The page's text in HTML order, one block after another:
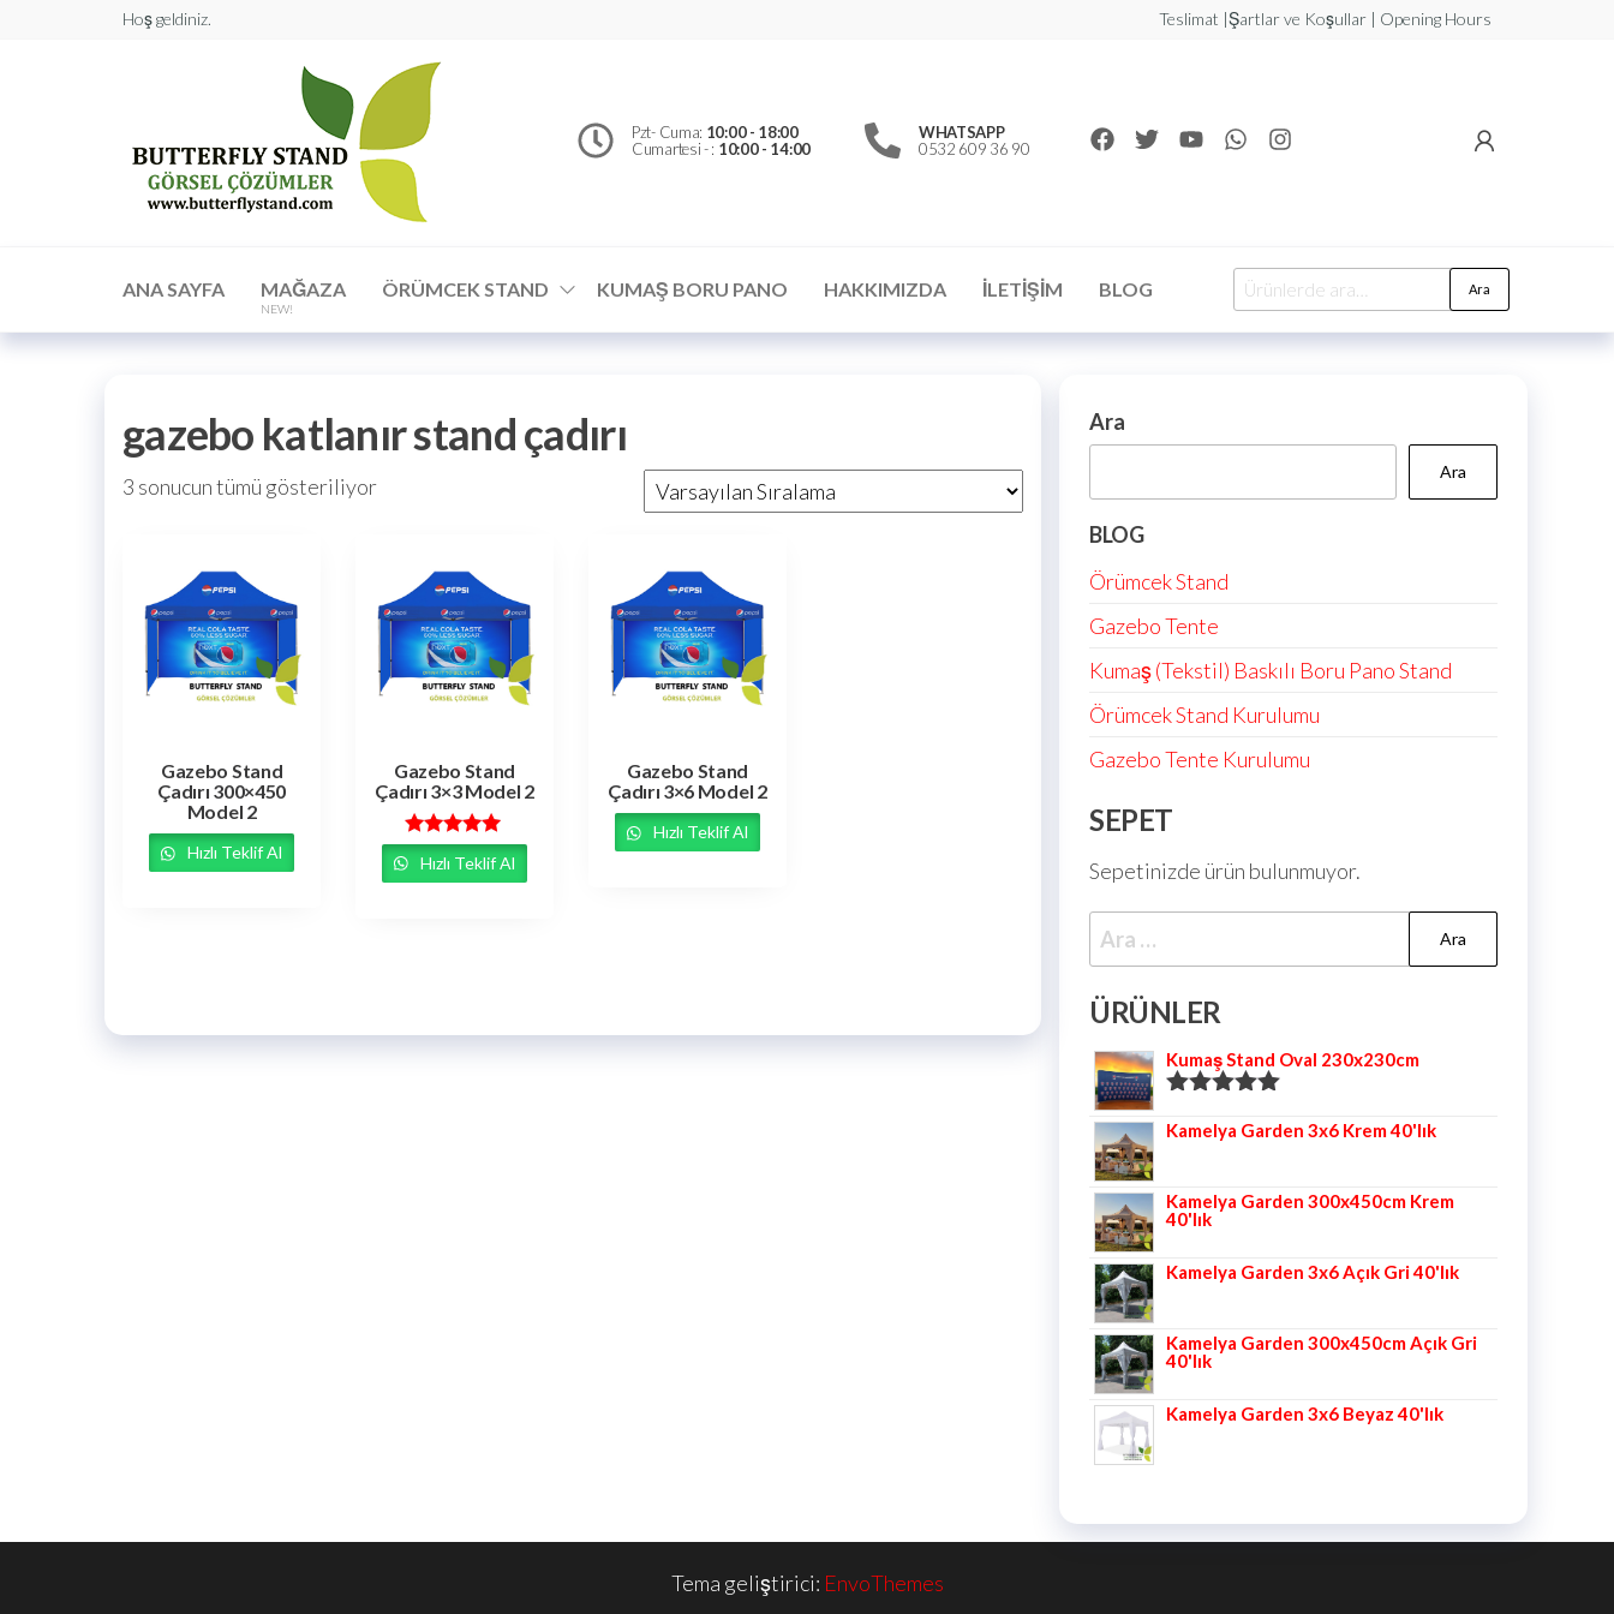
Hoş geldiniz. Teslimat |Şartlar ve Koşullar | Opening Hours
Çözümler
Pzt- Cuma: 10:00 - 18:00
Cumartesi - : 10:00 - 14:00
WHATSAPP
0532 609 36 90
ANA SAYFA MAĞAZA
NEW!
ÖRÜMCEK STAND KUMAŞ BORU PANO HAKKIMIZDA İLETIŞIM BLOG Ara
gazebo katlanır stand çadırı
3 sonucun tümü gösteriliyor
Gazebo Stand
Çadırı 300×450
Model 2
Hızlı Teklif Al
Gazebo Stand
Çadırı 3×3 Model 2
5 üzerinden
5.00
oy aldı
Hızlı Teklif Al
Gazebo Stand
Çadırı 3×6 Model 2
Hızlı Teklif Al
Ara
Ara
BLOG
Örümcek Stand
Gazebo Tente
Kumaş (Tekstil) Baskılı Boru Pano Stand
Örümcek Stand Kurulumu
Gazebo Tente Kurulumu
SEPET
Sepetinizde ürün bulunmuyor.
ÜRÜNLER
Kumaş Stand Oval 230x230cm
5.00oy aldı
Kamelya Garden 3x6 Krem 40'lık
Kamelya Garden 300x450cm Krem
40'lık
Kamelya Garden 3x6 Açık Gri 40'lık
Kamelya Garden 300x450cm Açık Gri
40'lık
Kamelya Garden 3x6 Beyaz 40'lık
Tema geliştirici: EnvoThemes